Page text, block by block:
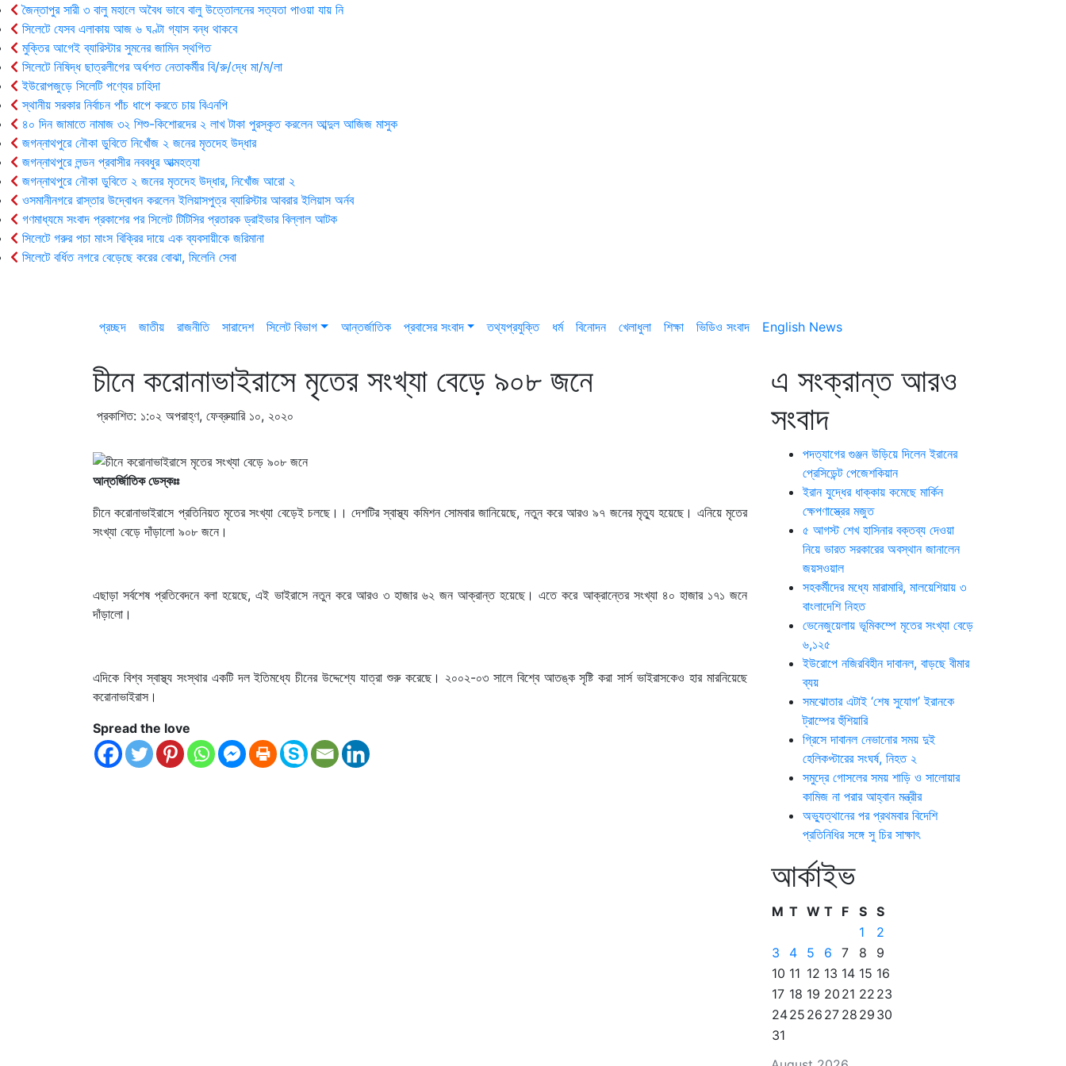
জৈন্তাপুর সারী ৩ বালু মহালে অবৈধ ভাবে বালু উত্তোলনের সত্যতা পাওয়া যায় নি
সিলেটে যেসব এলাকায় আজ ৬ ঘণ্টা গ্যাস বন্ধ থাকবে
মুক্তির আগেই ব্যারিস্টার সুমনের জামিন স্থগিত
সিলেটে নিষিদ্ধ ছাত্রলীগের অর্ধশত নেতাকর্মীর বি/রু/দ্ধে মা/ম/লা
ইউরোপজুড়ে সিলেটি পণ্যের চাহিদা
স্থানীয় সরকার নির্বাচন পাঁচ ধাপে করতে চায় বিএনপি
৪০ দিন জামাতে নামাজ ৩২ শিশু-কিশোরদের ২ লাখ টাকা পুরস্কৃত করলেন আব্দুল আজিজ মাসুক
জগন্নাথপুরে নৌকা ডুবিতে নিখোঁজ ২ জনের মৃতদেহ উদ্ধার
জগন্নাথপুরে লন্ডন প্রবাসীর নববধুর আত্মহত্যা
জগন্নাথপুরে নৌকা ডুবিতে ২ জনের মৃতদেহ উদ্ধার, নিখোঁজ আরো ২
ওসমানীনগরে রাস্তার উদ্বোধন করলেন ইলিয়াসপুত্র ব্যারিস্টার আবরার ইলিয়াস অর্নব
গণমাধ্যমে সংবাদ প্রকাশের পর সিলেট টিটিসির প্রতারক ড্রাইভার বিল্লাল আটক
সিলেটে গরুর পচা মাংস বিক্রির দায়ে এক ব্যবসায়ীকে জরিমানা
সিলেটে বর্ধিত নগরে বেড়েছে করের বোঝা, মিলেনি সেবা
প্রচ্ছদ জাতীয় রাজনীতি সারাদেশ সিলেট বিভাগ আন্তর্জাতিক প্রবাসের সংবাদ তথ্যপ্রযুক্তি ধর্ম বিনোদন খেলাধুলা শিক্ষা ভিডিও সংবাদ English News
চীনে করোনাভাইরাসে মৃতের সংখ্যা বেড়ে ৯০৮ জনে
প্রকাশিত: ১:০২ অপরাহ্ণ, ফেব্রুয়ারি ১০, ২০২০
আন্তর্জািতিক ডেস্কঃঃ
চীনে করোনাভাইরাসে প্রতিনিয়ত মৃতের সংখ্যা বেড়েই চলছে।। দেশটির স্বাস্থ্য কমিশন সোমবার জানিয়েছে, নতুন করে আরও ৯৭ জনের মৃত্যু হয়েছে। এনিয়ে মৃতের
সংখ্যা বেড়ে দাঁড়ালো ৯০৮ জনে।
এছাড়া সর্বশেষ প্রতিবেদনে বলা হয়েছে, এই ভাইরাসে নতুন করে আরও ৩ হাজার ৬২ জন আক্রান্ত হয়েছে। এতে করে আক্রান্তের সংখ্যা ৪০ হাজার ১৭১ জনে
দাঁড়ালো।
এদিকে বিশ্ব স্বাস্থ্য সংস্থার একটি দল ইতিমধ্যে চীনের উদ্দেশ্যে যাত্রা শুরু করেছে। ২০০২-০৩ সালে বিশ্বে আতঙ্ক সৃষ্টি করা সার্স ভাইরাসকেও হার মারনিয়েছে
করোনাভাইরাস।
Spread the love
এ সংক্রান্ত আরও
সংবাদ
পদত্যাগের গুঞ্জন উড়িয়ে দিলেন ইরানের
প্রেসিডেন্ট পেজেশকিয়ান
ইরান যুদ্ধের ধাক্কায় কমেছে মার্কিন
ক্ষেপণাস্ত্রের মজুত
৫ আগস্ট শেখ হাসিনার বক্তব্য দেওয়া
নিয়ে ভারত সরকারের অবস্থান জানালেন
জয়সওয়াল
সহকর্মীদের মধ্যে মারামারি, মালয়েশিয়ায় ৩
বাংলাদেশি নিহত
ভেনেজুয়েলায় ভূমিকম্পে মৃতের সংখ্যা বেড়ে
৬,১২৫
ইউরোপে নজিরবিহীন দাবানল, বাড়ছে বীমার
ব্যয়
সমঝোতার এটাই ‘শেষ সুযোগ’ ইরানকে
ট্রাম্পের হুঁশিয়ারি
গ্রিসে দাবানল নেভানোর সময় দুই
হেলিকপ্টারের সংঘর্ষ, নিহত ২
সমুদ্রে গোসলের সময় শাড়ি ও সালোয়ার
কামিজ না পরার আহ্বান মন্ত্রীর
অভ্যুত্থানের পর প্রথমবার বিদেশি
প্রতিনিধির সঙ্গে সু চির সাক্ষাৎ
আর্কাইভ
M T W T F S S
1
2
3
4 5 6 7 8
9
10 11 12 13 14 15 16
17 18 19 20 21 22 23
2425 26 27 28 29 30
31